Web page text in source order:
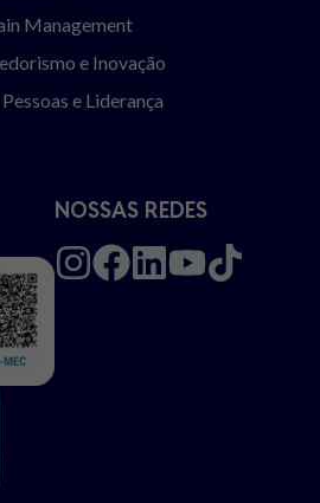
Management
e Inovação
e Liderança
NOSSAS REDES